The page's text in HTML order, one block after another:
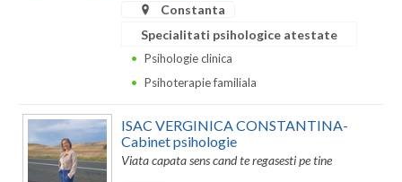
Covasna
Dambovita
Constanta
Specialitati psihologice atestate
Psihologie clinica
Psihoterapie familiala
ISAC VERGINICA CONSTANTINA-
Cabinet psihologie
Viata capata sens cand te regasesti pe tine